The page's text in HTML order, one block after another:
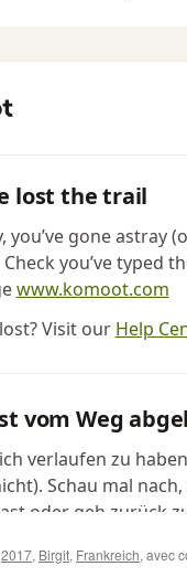
2017, Birgit, Frankreich, avec